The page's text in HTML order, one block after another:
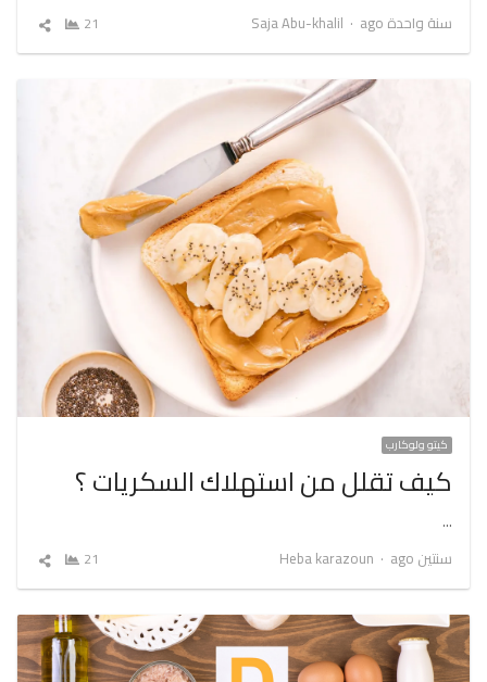
سنة واحدة ago
Author
Saja Abu-khalil
21
شارك
كيتو ولوكارب
كيف تقلل من استهلاك السكريات ؟
…
سنتين ago
Author
Heba karazoun
21
شارك